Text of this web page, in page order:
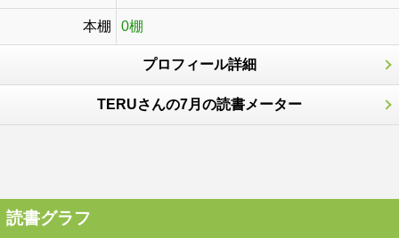
本棚 0棚
プロフィール詳細
TERUさんの7月の読書メーター
読書グラフ